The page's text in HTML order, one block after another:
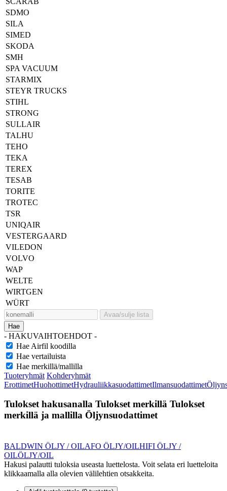
SDMO
SILA
SIMED
SKODA
SMH
SPA VACUUM
STARMIX
STEYR TRUCKS
STIHL
STRONG
SULLAIR
TALHU
TEHO
TEKA
TEREX
TESAB
TORITE
TROTEC
TSR
UNIQAIR
VESTERGAARD
VILEDON
VOLVO
WAP
WELTE
WIRTGEN
WÜRT
Avaa/sulje lista
Hae
- HAKUVAIHTOEHDOT -
Hae Airfil koodilla
Hae vertailuista
Hae merkillä/mallilla
Tuoteryhmät Kohderyhmät
ErottimetHuohottimetHydrauliikkasuodattimetIlmansuodattimet
Tulokset hakusanalla Tulokset merkillä Tulokset
merkillä ja mallilla Öljynsuodattimet
BALDWIN ÖLJY / OILAFO ÖLJY/OILHIFI ÖLJY /
OILÖLJY/OIL
Hakusi palautti tuloksia useasta luettelosta. Voit selata eri luetteloita
klikkaamalla alla olevien välilehtien otsakkeita.